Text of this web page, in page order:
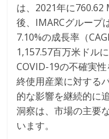
は、2021年に
後、IMARCグループ
7.10%の成長率（
1,157.57百万米ドル
COVID-19の不確実
終使用産業に対する
的な影響を継続的に
洞察は、市場の主要
います。